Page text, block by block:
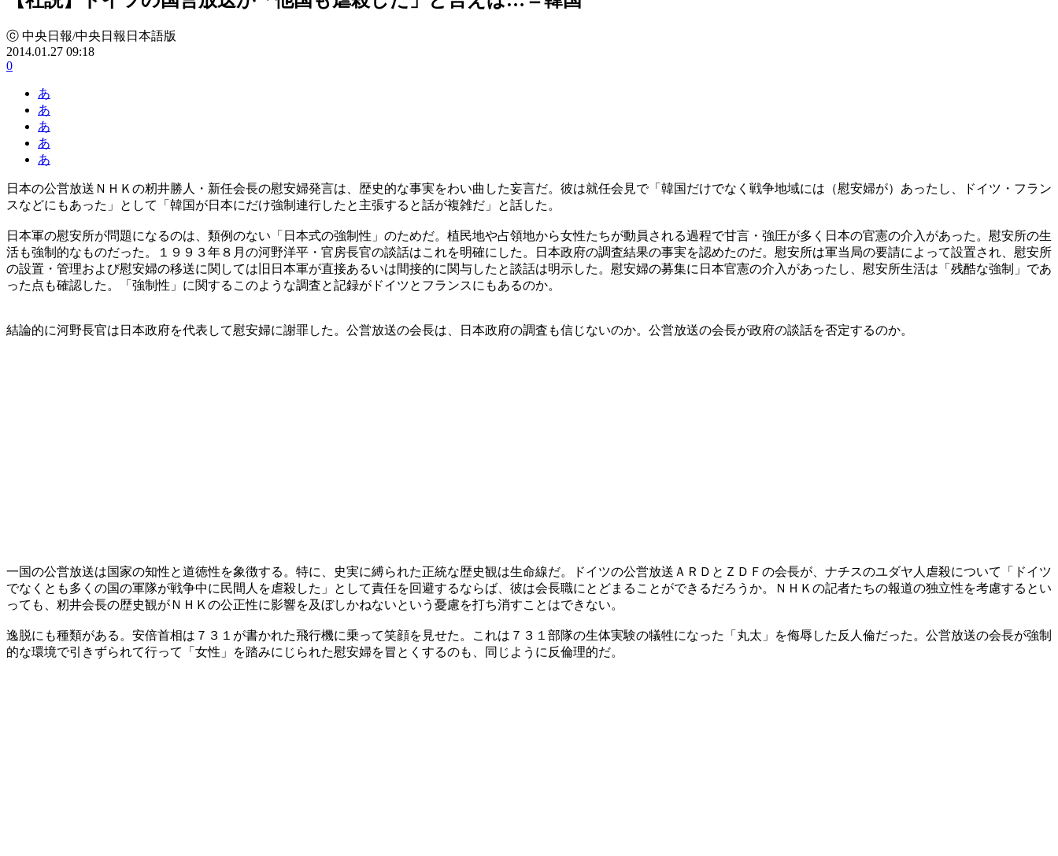
ⓒ 中央日報/中央日報日本語版
2014.01.27 09:18
0
あ
あ
あ
あ
あ
日本の公営放送ＮＨＫの籾井勝人・新任会長の慰安婦発言は、歴史的な事実をわい曲した妄言だ。彼は就任会見で「韓国だけでなく戦争地域には（慰安婦が）あったし、ドイツ・フラン
スなどにもあった」として「韓国が日本にだけ強制連行したと主張すると話が複雑だ」と話した。
日本軍の慰安所が問題になるのは、類例のない「日本式の強制性」のためだ。植民地や占領地から女性たちが動員される過程で甘言・強圧が多く日本の官憲の介入があった。慰安所の生
活も強制的なものだった。１９９３年８月の河野洋平・官房長官の談話はこれを明確にした。日本政府の調査結果の事実を認めたのだ。慰安所は軍当局の要請によって設置され、慰安所
の設置・管理および慰安婦の移送に関しては旧日本軍が直接あるいは間接的に関与したと談話は明示した。慰安婦の募集に日本官憲の介入があったし、慰安所生活は「残酷な強制」であ
った点も確認した。「強制性」に関するこのような調査と記録がドイツとフランスにもあるのか。
結論的に河野長官は日本政府を代表して慰安婦に謝罪した。公営放送の会長は、日本政府の調査も信じないのか。公営放送の会長が政府の談話を否定するのか。
一国の公営放送は国家の知性と道徳性を象徴する。特に、史実に縛られた正統な歴史観は生命線だ。ドイツの公営放送ＡＲＤとＺＤＦの会長が、ナチスのユダヤ人虐殺について「ドイツ
でなくとも多くの国の軍隊が戦争中に民間人を虐殺した」として責任を回避するならば、彼は会長職にとどまることができるだろうか。ＮＨＫの記者たちの報道の独立性を考慮するとい
っても、籾井会長の歴史観がＮＨＫの公正性に影響を及ぼしかねないという憂慮を打ち消すことはできない。
逸脱にも種類がある。安倍首相は７３１が書かれた飛行機に乗って笑顔を見せた。これは７３１部隊の生体実験の犠牲になった「丸太」を侮辱した反人倫だった。公営放送の会長が強制
的な環境で引きずられて行って「女性」を踏みにじられた慰安婦を冒とくするのも、同じように反倫理的だ。